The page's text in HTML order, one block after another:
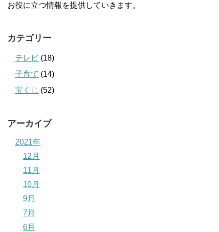
お役に立つ情報を提供していきます。
カテゴリー
テレビ (18)
子育て (14)
宝くじ (52)
アーカイブ
2021年
12月
11月
10月
9月
7月
6月